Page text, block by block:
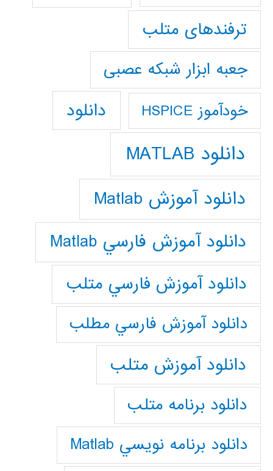
ترفندهای متلب
جعبه ابزار شبکه عصبی
خودآموز HSPICE دانلود
دانلود MATLAB
دانلود آموزش Matlab
دانلود آموزش فارسي Matlab
دانلود آموزش فارسي متلب
دانلود آموزش فارسي مطلب
دانلود آموزش متلب
دانلود برنامه متلب
دانلود برنامه نويسي Matlab